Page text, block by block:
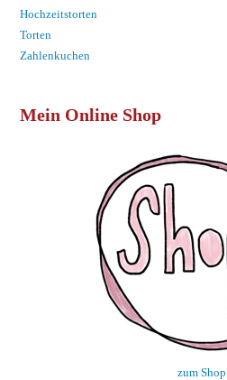
Hochzeitstorten
Torten
Zahlenkuchen
Mein Online Shop
zum Shop